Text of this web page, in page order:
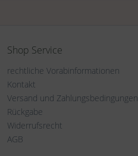
Shop Service
rechtliche Vorabinformationen
Kontakt
Versand und Zahlungsbedingungen
Rückgabe
Widerrufsrecht
AGB